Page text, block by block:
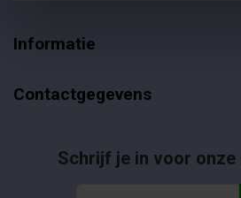
Informatie
Contactgegevens
Schrijf je in voor onze